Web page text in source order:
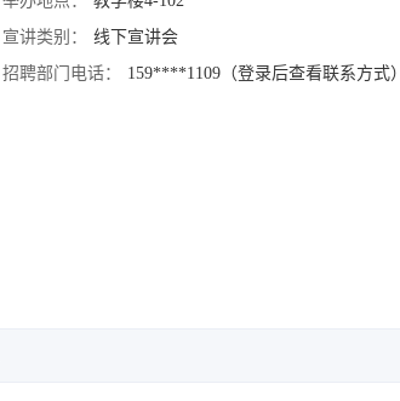
宣讲类别：
线下宣讲会
招聘部门电话： 159****1109（登录后查看联系方式）